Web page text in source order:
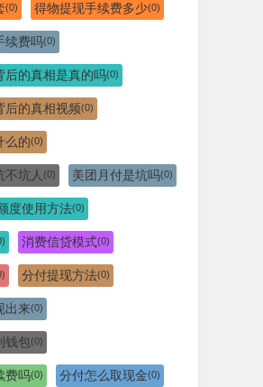
(0) 得物提现手续费多少(0)
续费吗(0)
后的真相是真的吗(0)
后的真相视频(0)
么的(0)
不坑人 (0) 美团月付是坑吗(0)
度使用方法(0)
消费信贷模式(0)
分付提现方法(0)
出来(0)
钱包 (0)
费吗(0) 分付怎么取现金(0)